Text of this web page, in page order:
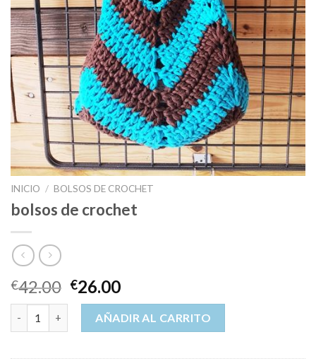
INICIO / BOLSOS DE CROCHET
bolsos de crochet
€42.00 €26.00
bolsos de crochet cantidadAÑADIR AL CARRITO